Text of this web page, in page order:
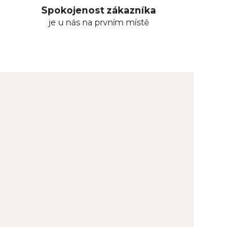
Spokojenost zákazníka
je u nás na prvním místě